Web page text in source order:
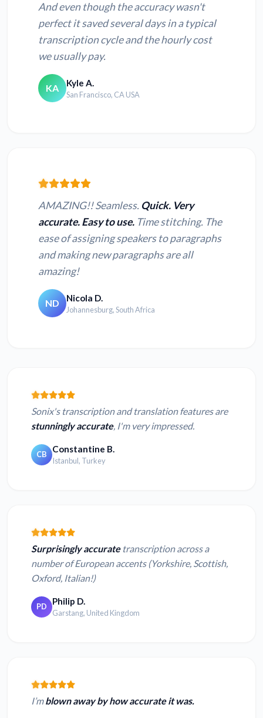
And even though the accuracy wasn't
perfect it saved several days in a typical
transcription cycle and the hourly cost
we usually pay.
KA Kyle A.
San Francisco, CA USA
AMAZING!! Seamless. Quick. Very
accurate. Easy to use. Time stitching. The
ease of assigning speakers to paragraphs
and making new paragraphs are all
amazing!
ND Nicola D.
Johannesburg, South Africa
Sonix's transcription and translation features are
stunningly accurate, I'm very impressed.
CB Constantine B.
Istanbul, Turkey
Surprisingly accuratetranscription across a
number of European accents (Yorkshire, Scottish,
Oxford, Italian!)
PD Philip D.
Garstang, United Kingdom
I’mblown away by how accurate it was.